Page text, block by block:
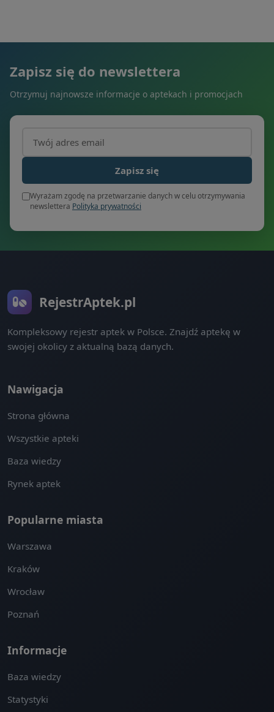
Zapisz się do newslettera
Otrzymuj najnowsze informacje o aptekach i promocjach
Zapisz się
Wyrażam zgodę na przetwarzanie danych w celu otrzymywania
newslettera Polityka prywatności
RejestrAptek.pl
Kompleksowy rejestr aptek w Polsce. Znajdź aptekę w
swojej okolicy z aktualną bazą danych.
Nawigacja
Strona główna
Wszystkie apteki
Baza wiedzy
Rynek aptek
Popularne miasta
Warszawa
Kraków
Wrocław
Poznań
Informacje
Baza wiedzy
Statystyki